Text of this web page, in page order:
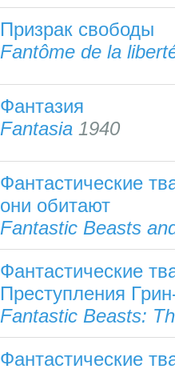
Призрак свободы
Fantôme de la
Фантазия
Fantasia 1940
Фантастические
они обитают
Fantastic Beasts
Фантастические
Преступления
Fantastic Beasts:
Фантастические